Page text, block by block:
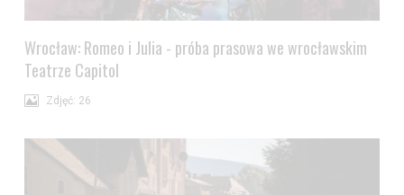
Wrocław: Romeo i Julia - próba prasowa we wrocławskim
Teatrze Capitol
Zdjęć: 26